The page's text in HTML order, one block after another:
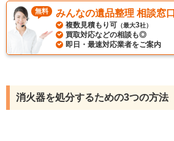
無料 みんなの遺品整理 相談窓口
複数見積もり可 （最大3社）
買取対応などの相談も◎
即日・最速対応業者をご案内
消火器を処分するための3つの方法